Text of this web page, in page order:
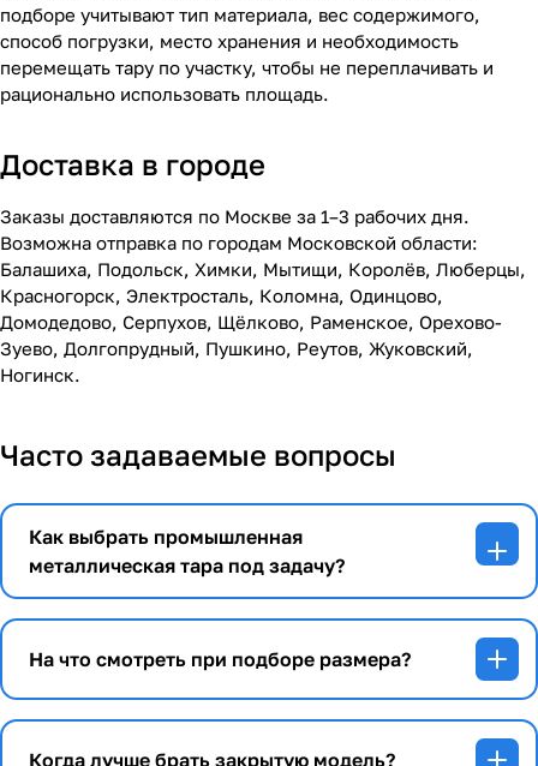
подборе учитывают тип материала, вес содержимого,
способ погрузки, место хранения и необходимость
перемещать тару по участку, чтобы не переплачивать и
рационально использовать площадь.
Доставка в городе
Заказы доставляются по Москве за 1–3 рабочих дня.
Возможна отправка по городам Московской области:
Балашиха, Подольск, Химки, Мытищи, Королёв, Люберцы,
Красногорск, Электросталь, Коломна, Одинцово,
Домодедово, Серпухов, Щёлково, Раменское, Орехово-
Зуево, Долгопрудный, Пушкино, Реутов, Жуковский,
Ногинск.
Часто задаваемые вопросы
Как выбрать промышленная
металлическая тара под задачу?
На что смотреть при подборе размера?
Когда лучше брать закрытую модель?